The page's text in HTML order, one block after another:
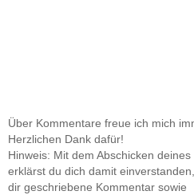
Über Kommentare freue ich mich
Herzlichen Dank dafür!
Hinweis: Mit dem Abschicken
erklärst du dich damit
dir geschriebene Kommentar sowie